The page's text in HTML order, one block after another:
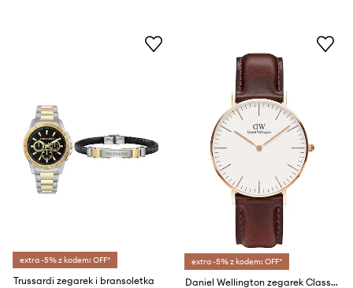
extra -5% z kodem: OFF*
Trussardi zegarek i bransoletka
extra -5% z kodem: OFF*
Daniel Wellington zegarek Classic 36 Bristol